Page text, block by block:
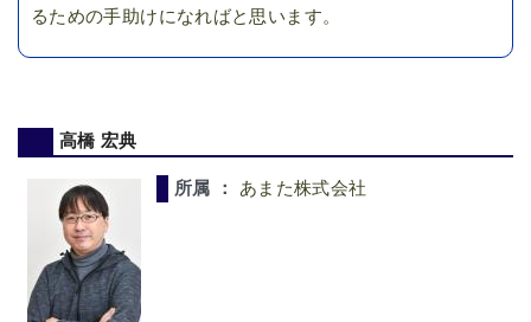
るための手助けになればと思います。
高橋 宏典
所属 ： あまた株式会社